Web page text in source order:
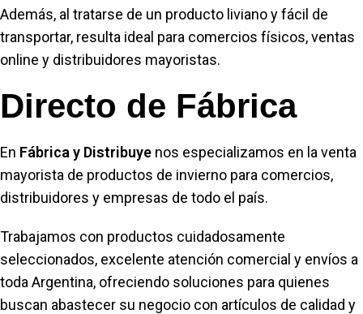
Además, al tratarse de un producto liviano y fácil de
transportar, resulta ideal para comercios físicos, ventas
online y distribuidores mayoristas.
Directo de Fábrica
En Fábrica y Distribuye nos especializamos en la venta
mayorista de productos de invierno para comercios,
distribuidores y empresas de todo el país.
Trabajamos con productos cuidadosamente
seleccionados, excelente atención comercial y envíos a
toda Argentina, ofreciendo soluciones para quienes
buscan abastecer su negocio con artículos de calidad y